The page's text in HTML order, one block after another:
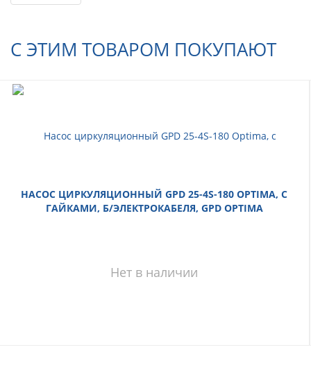
С ЭТИМ ТОВАРОМ ПОКУПАЮТ
НАСОС ЦИРКУЛЯЦИОННЫЙ GPD 25-4S-180 OPTIMA, С
ГАЙКАМИ, Б/ЭЛЕКТРОКАБЕЛЯ, GPD OPTIMA
Нет в наличии